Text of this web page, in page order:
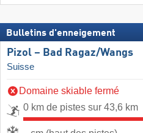
Bulletins d'enneigement
Pizol – Bad Ragaz/​Wangs
Suisse
Domaine skiable fermé
0 km de pistes sur 43,6 km